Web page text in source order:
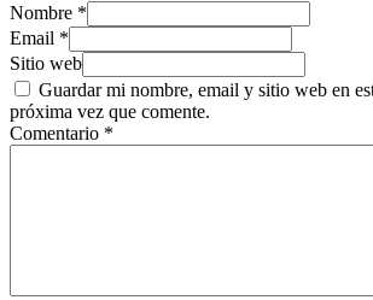
Nombre *
Email *
Sitio web
Guardar mi nombre, email y sitio web en
próxima vez que comente.
Comentario *